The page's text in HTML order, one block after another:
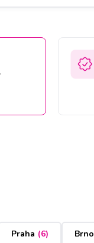
.
Praha (6) Brno